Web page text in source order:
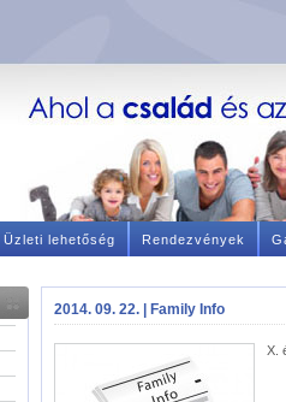
Üzleti lehetőség Rendezvények
2014. 09. 22. | Family Info
X.